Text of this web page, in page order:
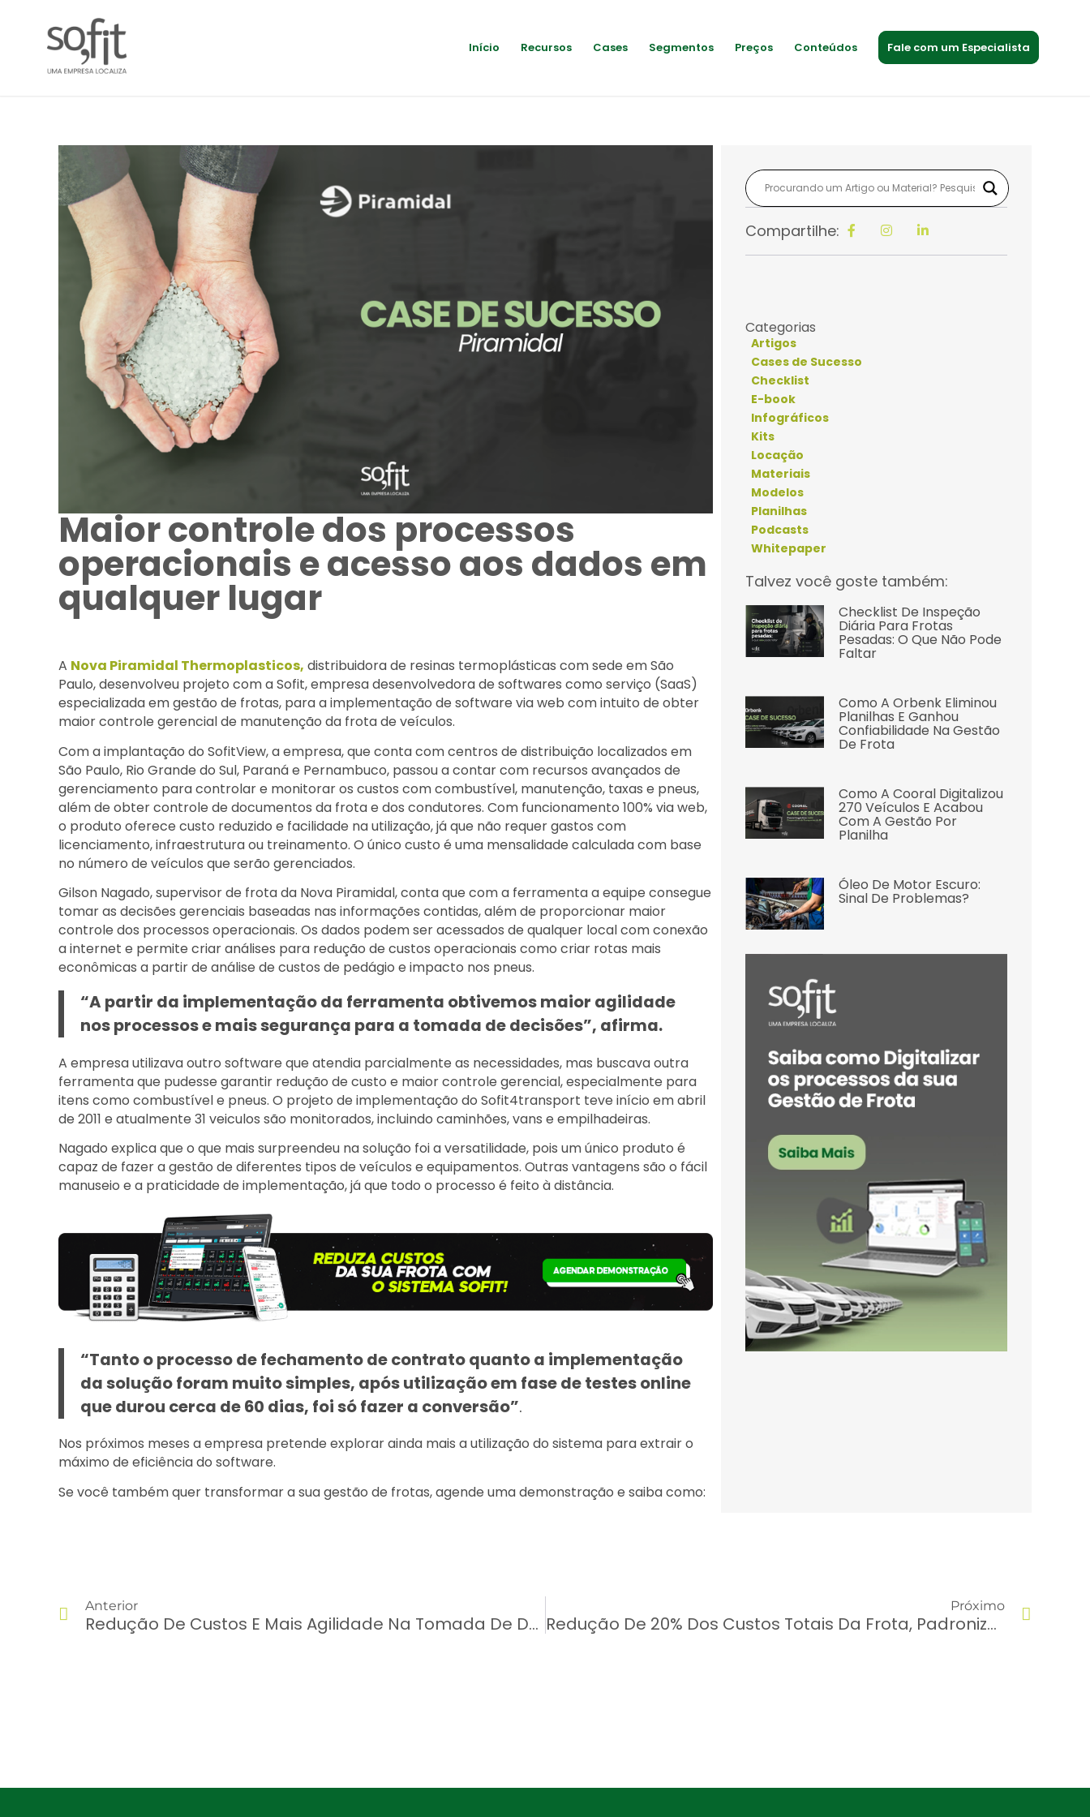
Início Recursos Cases Segmentos Preços Conteúdos Fale com um Especialista
Maior controle dos processos
operacionais e acesso aos dados em
qualquer lugar
A Nova Piramidal Thermoplasticos, distribuidora de resinas termoplásticas com sede em São
Paulo, desenvolveu projeto com a Sofit, empresa desenvolvedora de softwares como serviço (SaaS)
especializada em gestão de frotas, para a implementação de software via web com intuito de obter
maior controle gerencial de manutenção da frota de veículos.
Com a implantação do SofitView, a empresa, que conta com centros de distribuição localizados em
São Paulo, Rio Grande do Sul, Paraná e Pernambuco, passou a contar com recursos avançados de
gerenciamento para controlar e monitorar os custos com combustível, manutenção, taxas e pneus,
além de obter controle de documentos da frota e dos condutores. Com funcionamento 100% via web,
o produto oferece custo reduzido e facilidade na utilização, já que não requer gastos com
licenciamento, infraestrutura ou treinamento. O único custo é uma mensalidade calculada com base
no número de veículos que serão gerenciados.
Gilson Nagado, supervisor de frota da Nova Piramidal, conta que com a ferramenta a equipe consegue
tomar as decisões gerenciais baseadas nas informações contidas, além de proporcionar maior
controle dos processos operacionais. Os dados podem ser acessados de qualquer local com conexão
a internet e permite criar análises para redução de custos operacionais como criar rotas mais
econômicas a partir de análise de custos de pedágio e impacto nos pneus.
“A partir da implementação da ferramenta obtivemos maior agilidade
nos processos e mais segurança para a tomada de decisões”, afirma.
A empresa utilizava outro software que atendia parcialmente as necessidades, mas buscava outra
ferramenta que pudesse garantir redução de custo e maior controle gerencial, especialmente para
itens como combustível e pneus. O projeto de implementação do Sofit4transport teve início em abril
de 2011 e atualmente 31 veiculos são monitorados, incluindo caminhões, vans e empilhadeiras.
Nagado explica que o que mais surpreendeu na solução foi a versatilidade, pois um único produto é
capaz de fazer a gestão de diferentes tipos de veículos e equipamentos. Outras vantagens são o fácil
manuseio e a praticidade de implementação, já que todo o processo é feito à distância.
“Tanto o processo de fechamento de contrato quanto a implementação
da solução foram muito simples, após utilização em fase de testes online
que durou cerca de 60 dias, foi só fazer a conversão”.
Nos próximos meses a empresa pretende explorar ainda mais a utilização do sistema para extrair o
máximo de eficiência do software.
Se você também quer transformar a sua gestão de frotas, agende uma demonstração e saiba como:
Compartilhe:
Categorias
Artigos
Cases de Sucesso
Checklist
E-book
Infográficos
Kits
Locação
Materiais
Modelos
Planilhas
Podcasts
Whitepaper
Talvez você goste também:
Checklist De Inspeção
Diária Para Frotas
Pesadas: O Que Não Pode
Faltar
Como A Orbenk Eliminou
Planilhas E Ganhou
Confiabilidade Na Gestão
De Frota
Como A Cooral Digitalizou
270 Veículos E Acabou
Com A Gestão Por
Planilha
Óleo De Motor Escuro:
Sinal De Problemas?
Anterior
Redução De Custos E Mais Agilidade Na Tomada De Decisão
Próximo
Redução De 20% Dos Custos Totais Da Frota, Padronização E Centralização Das Informações